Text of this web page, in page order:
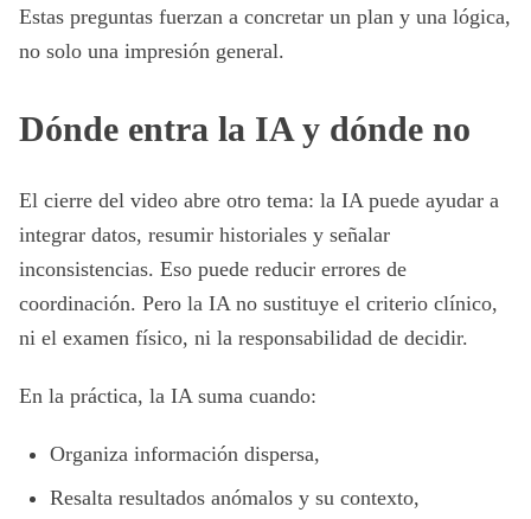
Estas preguntas fuerzan a concretar un plan y una lógica,
no solo una impresión general.
Dónde entra la IA y dónde no
El cierre del video abre otro tema: la IA puede ayudar a
integrar datos, resumir historiales y señalar
inconsistencias. Eso puede reducir errores de
coordinación. Pero la IA no sustituye el criterio clínico,
ni el examen físico, ni la responsabilidad de decidir.
En la práctica, la IA suma cuando:
Organiza información dispersa,
Resalta resultados anómalos y su contexto,